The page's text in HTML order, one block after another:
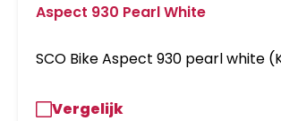
Aspect 930 Pearl White
SCO Bike Aspect 930 pearl white
Vergelijk